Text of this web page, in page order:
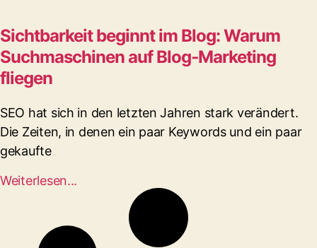
Sichtbarkeit beginnt im Blog: Warum
Suchmaschinen auf Blog-Marketing
fliegen
SEO hat sich in den letzten Jahren stark verändert.
Die Zeiten, in denen ein paar Keywords und ein paar
gekaufte
Weiterlesen...